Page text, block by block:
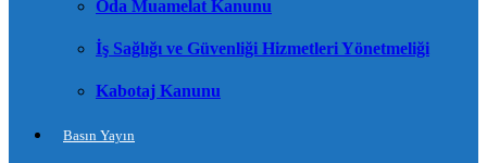
Oda Muamelat Kanunu
İş Sağlığı ve Güvenliği Hizmetleri Yönetmeliği
Kabotaj Kanunu
Basın Yayın